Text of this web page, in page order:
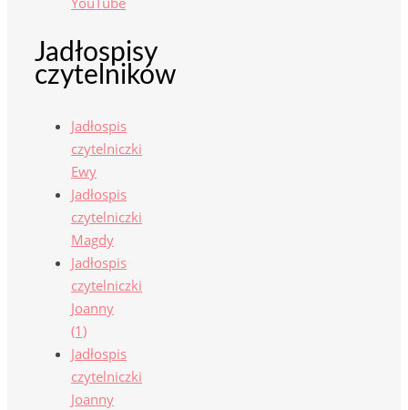
Jadłospisy
czytelników
Jadłospis
czytelniczki
Ewy
Jadłospis
czytelniczki
Magdy
Jadłospis
czytelniczki
Joanny
(1)
Jadłospis
czytelniczki
Joanny